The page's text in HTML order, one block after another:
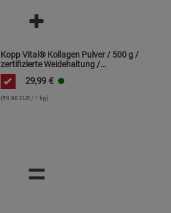
Kopp Vital® Kollagen Pulver / 500 g /
zertifizierte Weidehaltung /
Kollagenhydrolysat / Kollagenpeptid /
91% Eiweiß
29,99 €
(59,98 EUR / 1 kg)
=